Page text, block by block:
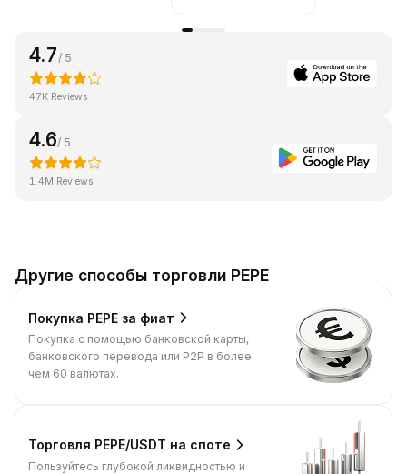
4.7 / 5
47K Reviews
4.6/ 5
1.4M Reviews
Другие способы торговли PEPE
Покупка PEPE за фиат
Покупка с помощью банковской карты,
банковского перевода или P2P в более
чем 60 валютах.
Торговля PEPE/USDT на споте
Пользуйтесь глубокой ликвидностью и